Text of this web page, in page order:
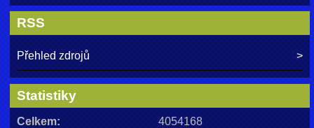
RSS
Přehled zdrojů
Statistiky
Celkem:
4054168